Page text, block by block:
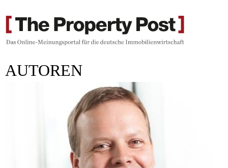
AUTOREN